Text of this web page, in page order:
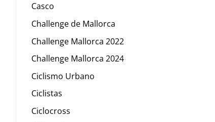
Casco
Challenge de Mallorca
Challenge Mallorca 2022
Challenge Mallorca 2024
Ciclismo Urbano
Ciclistas
Ciclocross